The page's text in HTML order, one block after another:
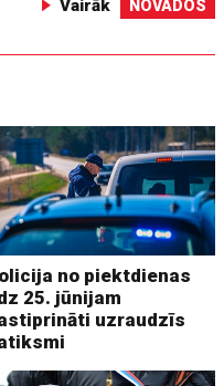
Vairāk NOVADOS
no piektdienas
25. jūnijam
uzraudzīs